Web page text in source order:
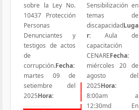
Todas las Iniciativas
sobre la Ley No.
10437 Protección
Personas
Denunciantes y
testigos de actos
de
corrupción.Fecha:
martes 09 de
setiembre del
2025Hora:
Sensibilización en
temas de
discapacidadLuga
r: Aula de
capacitación
CENAREFecha:
miércoles 20 de
agosto del
2025Hora:
8:00am a
12:30md En